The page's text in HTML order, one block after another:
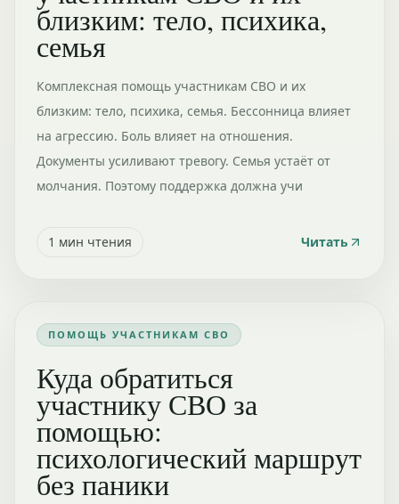
близким: тело, психика,
семья
Комплексная помощь участникам СВО и их
близким: тело, психика, семья. Бессонница влияет
на агрессию. Боль влияет на отношения.
Документы усиливают тревогу. Семья устаёт от
молчания. Поэтому поддержка должна учи
1 мин чтения Читать
ПОМОЩЬ УЧАСТНИКАМ СВО
Куда обратиться
участнику СВО за
помощью:
психологический маршрут
без паники